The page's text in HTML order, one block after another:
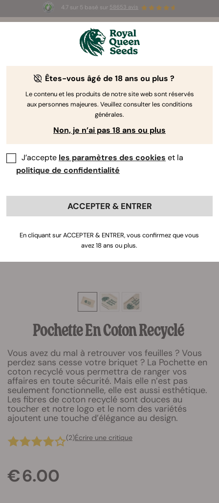
4.7 sur 5 basé sur 58653 avis
☀️ Summer Sales : jusqu'à -50 % sur
certains produits ! ⏤
Pochette En Coton Recyclé
Vous avez du mal à retrouver vos feuilles ? Vous
perdez sans cesse votre briquet ? La Pochette en
coton recyclé vous permettra de ranger vos
affaires en toute sécurité. Mais elle n’est pas
seulement fonctionnelle, elle est aussi esthétique.
Les fibres de coton recyclé sont douces au
toucher et notre logo et le nom des variétés
ajoutent une touche d’élégance au design.
(2)Écrire une critique
€ 6.00
Êtes-vous âgé de 18 ans ou plus ?
Le contenu et les produits de notre site web sont réservés
aux personnes majeures. Veuillez consulter les conditions
générales.
Non, je n’ai pas 18 ans ou plus
J’accepte les paramètres des cookies et la
politique de confidentialité
ACCEPTER & ENTRER
En cliquant sur ACCEPTER & ENTRER, vous confirmez que vous
avez 18 ans ou plus.